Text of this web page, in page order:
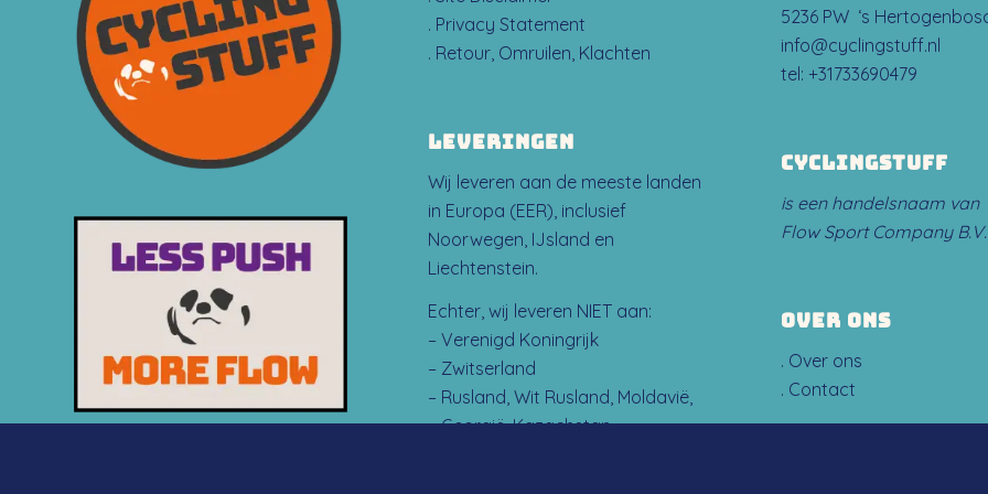
. Privacy Statement
. Retour, Omruilen, Klachten
LEVERINGEN
Wij leveren aan de meeste landen
in Europa (EER), inclusief
Noorwegen, IJsland en
Liechtenstein.
Echter, wij leveren NIET aan:
– Verenigd Koningrijk
– Zwitserland
– Rusland, Wit Rusland, Moldavië,
– Georgië, Kazachstan
5236 PW ‘s
info@cyclingstuff.nl
tel: +31733690479
CYCLINGSTUFF
is een handelsnaam van
Flow Sport Company B.V.
OVER ONS
. Over ons
. Contact